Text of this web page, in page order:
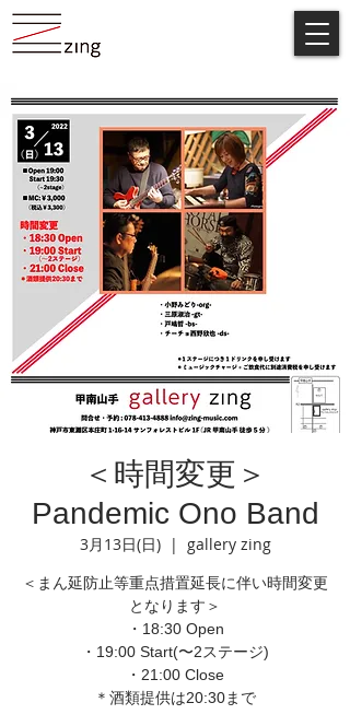
＜時間変更＞
Pandemic Ono Band
3月13日(日)
  |
gallery zing
＜まん延防止等重点措置延長に伴い時間変更
となります＞
・18:30 Open
・19:00 Start(〜2ステージ)
・21:00 Close
＊酒類提供は20:30まで